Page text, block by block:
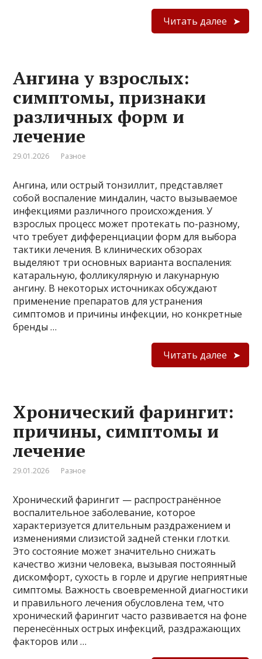
Читать далее
Ангина у взрослых:
симптомы, признаки
различных форм и
лечение
29.01.2026 Разное
Ангина, или острый тонзиллит, представляет
собой воспаление миндалин, часто вызываемое
инфекциями различного происхождения. У
взрослых процесс может протекать по-разному,
что требует дифференциации форм для выбора
тактики лечения. В клинических обзорах
выделяют три основных варианта воспаления:
катаральную, фолликулярную и лакунарную
ангину. В некоторых источниках обсуждают
применение препаратов для устранения
симптомов и причины инфекции, но конкретные
бренды …
Читать далее
Хронический фарингит:
причины, симптомы и
лечение
29.01.2026 Разное
Хронический фарингит — распространённое
воспалительное заболевание, которое
характеризуется длительным раздражением и
изменениями слизистой задней стенки глотки.
Это состояние может значительно снижать
качество жизни человека, вызывая постоянный
дискомфорт, сухость в горле и другие неприятные
симптомы. Важность своевременной диагностики
и правильного лечения обусловлена тем, что
хронический фарингит часто развивается на фоне
перенесённых острых инфекций, раздражающих
факторов или …